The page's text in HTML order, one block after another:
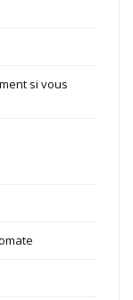
si vous